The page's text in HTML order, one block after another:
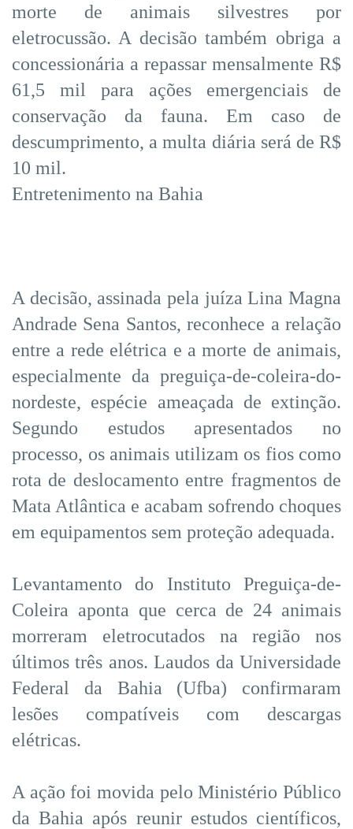
morte de animais silvestres por
eletrocussão. A decisão também obriga a
concessionária a repassar mensalmente R$
61,5 mil para ações emergenciais de
conservação da fauna. Em caso de
descumprimento, a multa diária será de R$
10 mil.
Entretenimento na Bahia
A decisão, assinada pela juíza Lina Magna
Andrade Sena Santos, reconhece a relação
entre a rede elétrica e a morte de animais,
especialmente da preguiça-de-coleira-do-
nordeste, espécie ameaçada de extinção.
Segundo estudos apresentados no
processo, os animais utilizam os fios como
rota de deslocamento entre fragmentos de
Mata Atlântica e acabam sofrendo choques
em equipamentos sem proteção adequada.
Levantamento do Instituto Preguiça-de-
Coleira aponta que cerca de 24 animais
morreram eletrocutados na região nos
últimos três anos. Laudos da Universidade
Federal da Bahia (Ufba) confirmaram
lesões compatíveis com descargas
elétricas.
A ação foi movida pelo Ministério Público
da Bahia após reunir estudos científicos,